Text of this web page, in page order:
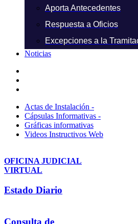
Aporta Antecedentes
Respuesta a Oficios
Excepciones a la
Noticias
Actas de Instalación -
Cápsulas Informativas -
Gráficas informativas
Videos Instructivos Web
OFICINA JUDICIAL
VIRTUAL
Estado Diario